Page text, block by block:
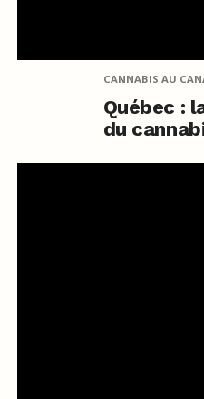
CANNABIS AU
Québec :
du